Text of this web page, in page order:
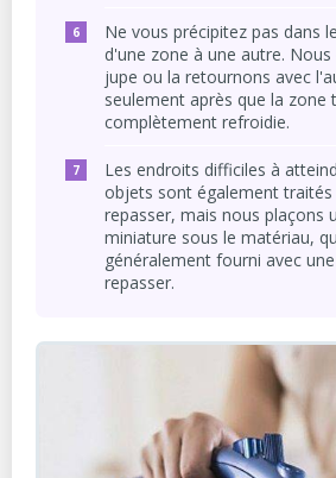
Ne vous précipitez pas dans
d'une zone à une autre. Nous
jupe ou la retournons avec
seulement après que la zone
complètement refroidie.
Les endroits difficiles à
objets sont également traités
repasser, mais nous plaçons
miniature sous le matériau,
généralement fourni avec
repasser.